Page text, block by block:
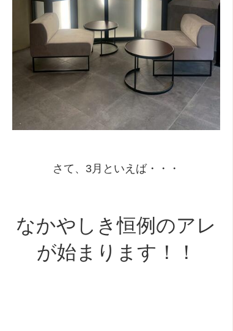
さて、3月といえば・・・
なかやしき恒例のアレ
が始まります！！